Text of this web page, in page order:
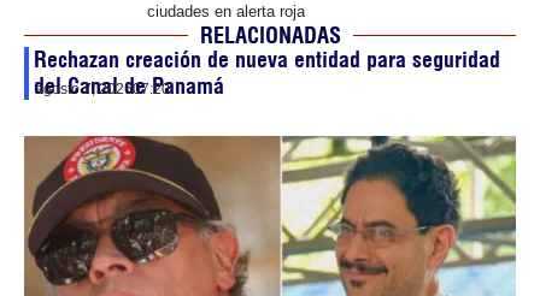
ciudades en alerta roja
RELACIONADAS
Rechazan creación de nueva entidad para seguridad
del Canal de Panamá
agosto 7, 202607:20